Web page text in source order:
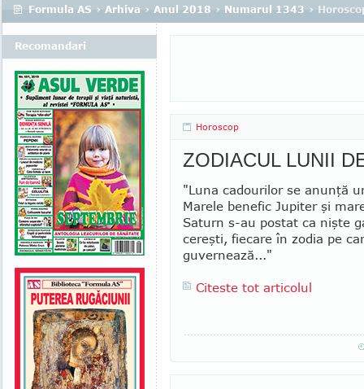
Formula AS › Arhiva › Anul 2018 › Numarul 1343 ›
Horoscop
ZODIACUL LUNII
"Luna cadourilor se anunţă
Marele benefic Jupiter şi
Saturn s-au postat ca nişte
cereşti, fiecare în zodia pe
guvernează..."
Citeste tot articolul
Recomandari